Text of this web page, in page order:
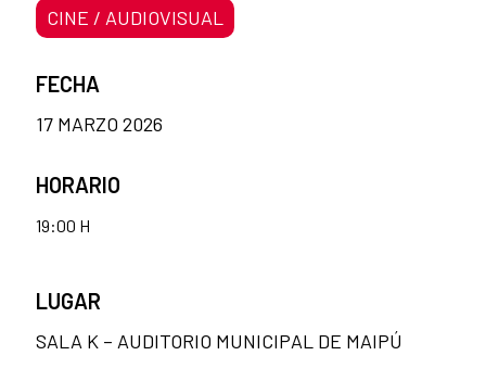
CINE / AUDIOVISUAL
FECHA
17 MARZO 2026
HORARIO
19:00 H
LUGAR
SALA K – AUDITORIO MUNICIPAL DE MAIPÚ